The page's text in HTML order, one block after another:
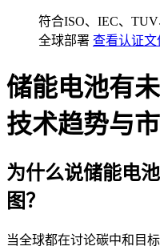
符合ISO、IEC、
全球部署 查看认证
储能电池有
技术趋势与
为什么说储能电
图？
当全球都在讨论碳中和目